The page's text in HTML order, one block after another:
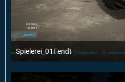
Spielerei_01Fendt
1. Januar 2022 um 22:56